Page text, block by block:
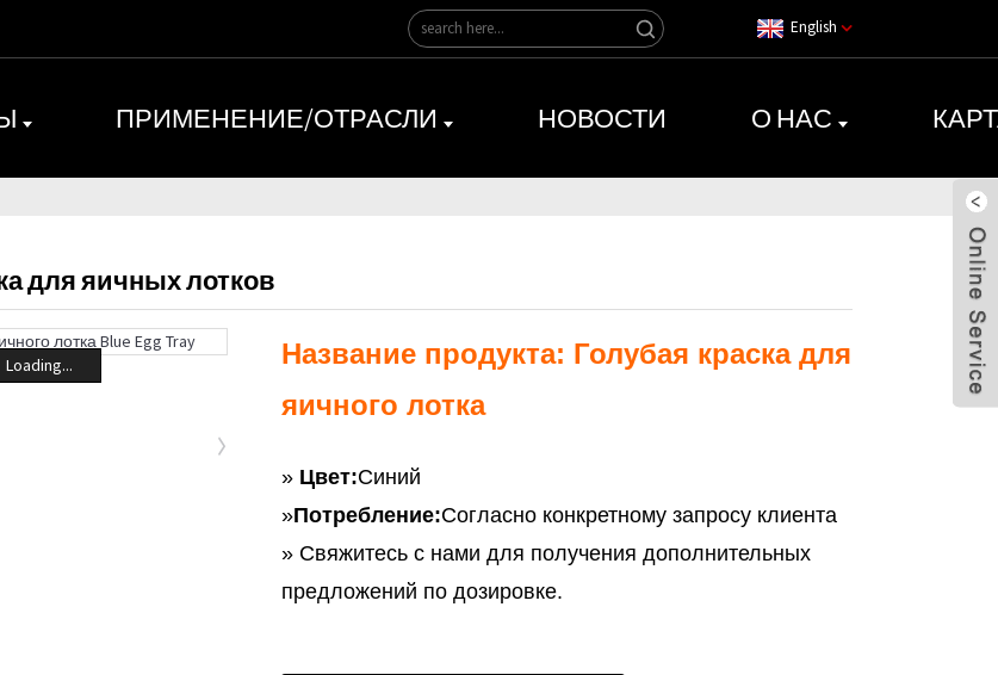
English
ПРИМЕНЕНИЕ/ОТРАСЛИ НОВОСТИ О НАС
для яичных лотков
Loading...
Название продукта: Голубая краска для
яичного лотка
» Цвет:Синий
»Потребление:Согласно конкретному запросу клиента
» Свяжитесь с нами для получения дополнительных
предложений по дозировке.